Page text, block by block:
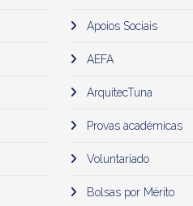
Apoios Sociais
AEFA
ArquitecTuna
Provas académicas
Voluntariado
Bolsas por Mérito